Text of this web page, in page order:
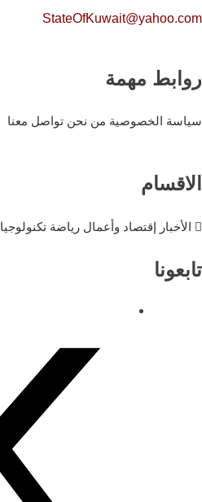
StateOfKuwait@yahoo.com
روابط مهمة
سياسة الخصوصية من نحن تواصل معنا
الاقسام
الأخبار إقتصاد وأعمال رياضة تكنولوجيا
تابعونا